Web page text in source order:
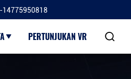
14775950818
PERTUNJUKAN VR